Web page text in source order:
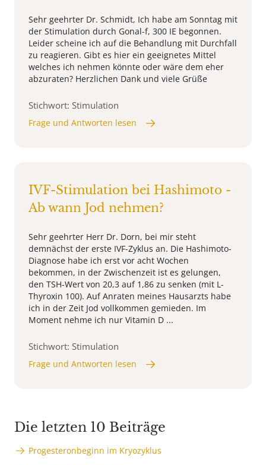
Sehr geehrter Dr. Schmidt, Ich habe am Sonntag mit
der Stimulation durch Gonal-f, 300 IE begonnen.
Leider scheine ich auf die Behandlung mit Durchfall
zu reagieren. Gibt es hier ein geeignetes Mittel
welches ich nehmen könnte oder wäre dem eher
abzuraten? Herzlichen Dank und viele Grüße
Stichwort: Stimulation
Frage und Antworten lesen
IVF-Stimulation bei Hashimoto -
Ab wann Jod nehmen?
Sehr geehrter Herr Dr. Dorn, bei mir steht
demnächst der erste IVF-Zyklus an. Die Hashimoto-
Diagnose habe ich erst vor acht Wochen
bekommen, in der Zwischenzeit ist es gelungen,
den TSH-Wert von 20,3 auf 1,86 zu senken (mit L-
Thyroxin 100). Auf Anraten meines Hausarzts habe
ich in der Zeit Jod vollkommen gemieden. Im
Moment nehme ich nur Vitamin D ...
Stichwort: Stimulation
Frage und Antworten lesen
Die letzten 10 Beiträge
Progesteronbeginn im Kryozyklus